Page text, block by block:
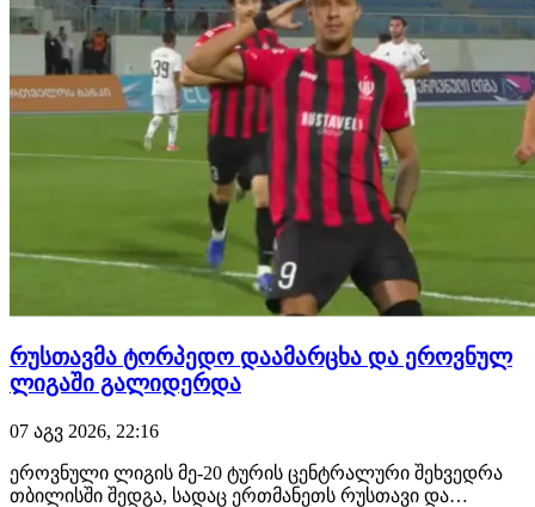
რუსთავმა ტორპედო დაამარცხა და ეროვნულ
ლიგაში გალიდერდა
07 აგვ 2026, 22:16
ეროვნული ლიგის მე-20 ტურის ცენტრალური შეხვედრა
თბილისში შედგა, სადაც ერთმანეთს რუსთავი და